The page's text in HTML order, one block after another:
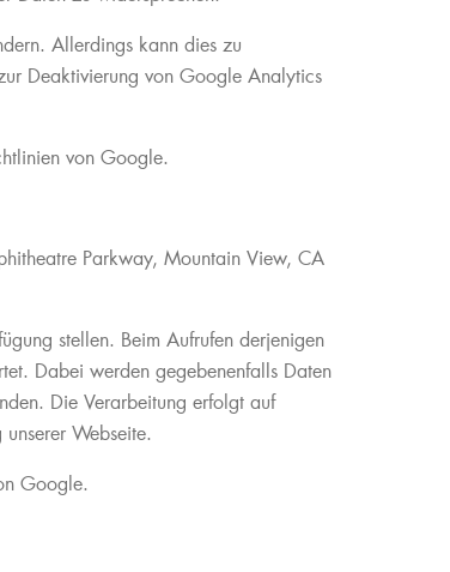
Allerdings kann dies zu
Deaktivierung von Google Analytics
von Google.
Parkway, Mountain View, CA
stellen. Beim Aufrufen derjenigen
Dabei werden gegebenenfalls Daten
Die Verarbeitung erfolgt auf
Webseite.
Google.